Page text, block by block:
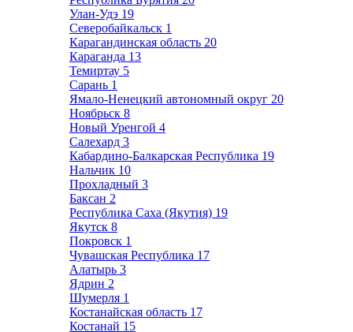
Улан-Удэ 19
Северобайкальск 1
Карагандинская область 20
Караганда 13
Темиртау 5
Сарань 1
Ямало-Ненецкий автономный округ 20
Ноябрьск 8
Новый Уренгой 4
Салехард 3
Кабардино-Балкарская Республика 19
Нальчик 10
Прохладный 3
Баксан 2
Республика Саха (Якутия) 19
Якутск 8
Покровск 1
Чувашская Республика 17
Алатырь 3
Ядрин 2
Шумерля 1
Костанайская область 17
Костанай 15